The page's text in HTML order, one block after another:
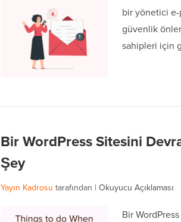
bir yönetici
güvenlik
sahipleri için
Bir WordPress Sitesini
Şey
Yayın Kadrosu tarafından | Okuyucu Açıklaması
Bir